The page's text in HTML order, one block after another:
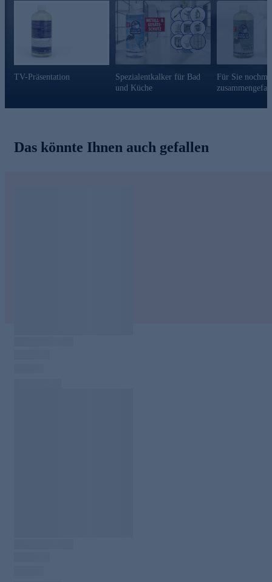
TV-Präsentation
Spezialentkalker für Bad
und Küche
Für Sie
Das könnte Ihnen auch gefallen